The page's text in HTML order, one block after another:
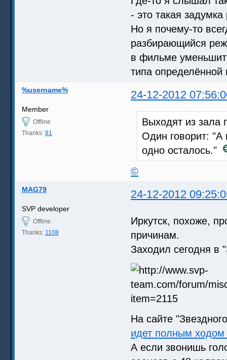
- это такая
Но я почему-то
разбирающийся
в фильме
типа
%username% 24-12-2012
Member
Offline
Thanks: 81
Выходят из зала
Один говорит: "А
одно осталось."
©
MAG79 24-12-2012
SVP developer
Offline
Thanks: 1108
Иркутск, похоже,
причинам.
Заходил сегодня в
На сайте
идет полным ходом
А если звонишь